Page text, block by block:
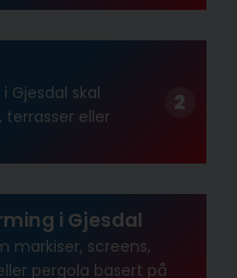
Gjesdal skal
eller
i Gjesdal
markiser, screens,
pergola basert på